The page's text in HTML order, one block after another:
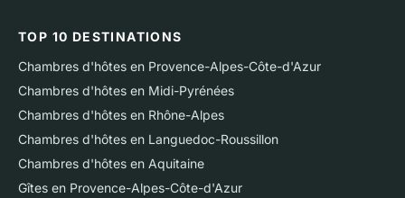
TOP 10 DESTINATIONS
Chambres d'hôtes en Provence-Alpes-Côte-d'Azur
Chambres d'hôtes en Midi-Pyrénées
Chambres d'hôtes en Rhône-Alpes
Chambres d'hôtes en Languedoc-Roussillon
Chambres d'hôtes en Aquitaine
Gîtes en Provence-Alpes-Côte-d'Azur